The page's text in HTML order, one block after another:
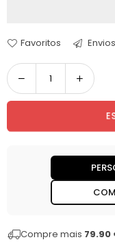
Favoritos
Quantidade
Compre mais 79.90